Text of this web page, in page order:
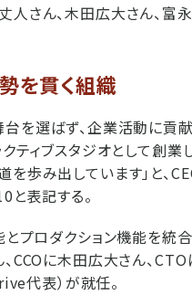
人さん、木田広大さん、富
を貫く組織
台を選ばず、企業活動に
クティブスタジオとして創
を歩み出しています」と、
と表記する。
プロダクション機能を統
CCOに木田広大さん、
代表）が就任。